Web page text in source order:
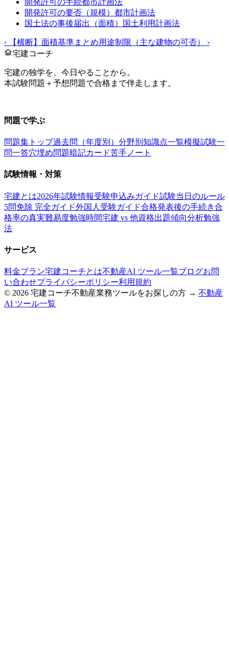
開発許可の要否（規模） 都市計画法
国土法の事後届出（面積）
国土利用計画法
‹ 【横断】面積基準まとめ用途制限（主な建物の可否）
›
宅建コーチ
宅建の独学を、今日やることから。
本試験問題＋予想問題で合格まで伴走します。
問題で学ぶ
問題集トップ過去問（年度別） 分野別 知識点一覧模擬試験一
問一答穴埋め問題暗記カード苦手ノート
試験情報・対策
宅建とは2026年試験情報受験申込みガイド試験当日のルール
5問免除 完全ガイド外国人受験ガイド合格発表後の手続き合
格率の真実難易度勉強時間宅建 vs 他資格出題傾向分析勉強
法
サービス
料金プラン宅建コーチとは不動産AI ツール一覧ブログお問
い合わせプライバシーポリシー利用規約
© 2026 宅建コーチ不動産業務ツールをお探しの方 → 不動産
AI ツール一覧